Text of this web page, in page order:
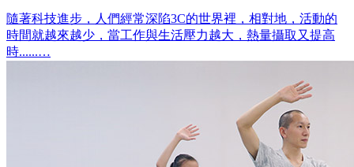
隨著科技進步，人們經常深陷3C的世界裡，相對地，活動的
時間就越來越少，當工作與生活壓力越大，熱量攝取又提高
時......…